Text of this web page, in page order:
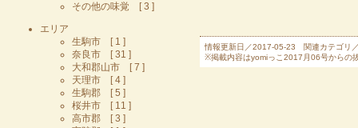
その他の味覚 [ 3 ]
エリア
生駒市 [ 1 ]
奈良市 [ 31 ]
大和郡山市 [ 7 ]
天理市 [ 4 ]
生駒郡 [ 5 ]
桜井市 [ 11 ]
高市郡 [ 3 ]
情報更新日／2017-05-23 関連カテゴリ
※掲載内容はyomiっこ2017月06号からの